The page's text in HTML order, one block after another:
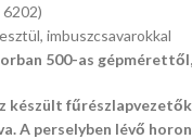
imbuszcsavarokkal
500-as
készült
A perselyben lévő